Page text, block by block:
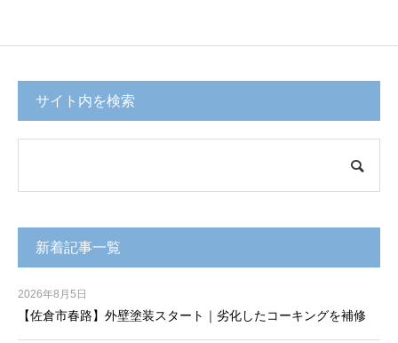
サイト内を検索
新着記事一覧
【佐倉市春路】外壁塗装スタート｜劣化したコーキングを補修
2026年8月5日